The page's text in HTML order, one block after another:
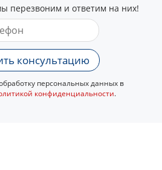
перезвоним и ответим на них!
консультацию
персональных данных в
конфиденциальности.